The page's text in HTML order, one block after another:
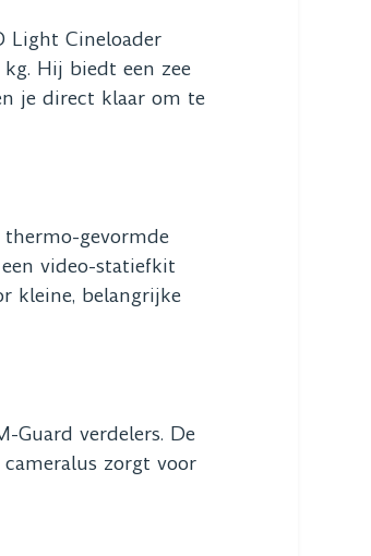
Light Cineloader
Hij biedt een zee
je direct klaar om te
gevormde
video-statiefkit
kleine, belangrijke
Guard verdelers. De
zorgt voor